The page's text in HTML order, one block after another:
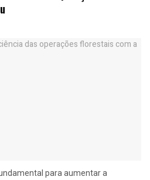
para aumentar a